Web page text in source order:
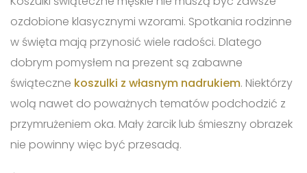
ozdobione klasycznymi wzorami. Spotkania rodzinne
w święta mają przynosić wiele radości. Dlatego
dobrym pomysłem na prezent są zabawne
świąteczne koszulki z własnym nadrukiem. Niektórzy
wolą nawet do poważnych tematów podchodzić z
przymrużeniem oka. Mały żarcik lub śmieszny obrazek
nie powinny więc być przesadą.